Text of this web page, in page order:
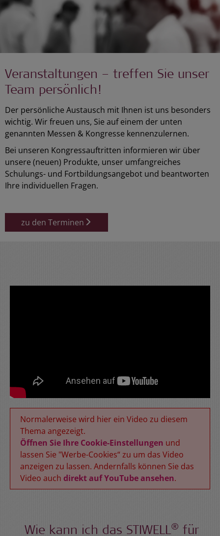
Veranstaltungen – treffen Sie unser
Team persönlich!
Der persönliche Austausch mit Ihnen ist uns besonders
wichtig. Wir freuen uns, Sie auf einem der unten
genannten Messen & Kongresse kennenzulernen.
Bei unseren Kongressauftritten informieren wir über
unsere (neuen) Produkte, unser umfangreiches
Schulungs- und Fortbildungsangebot und beantworten
Ihre individuellen Fragen.
zu den Terminen
Normalerweise wird hier ein Video zu diesem
Thema angezeigt.
Öffnen Sie Ihre Cookie-Einstellungen und
lassen Sie "Werbe-Cookies“ zu um das Video
anzeigen zu lassen. Andernfalls können Sie das
Video auch direkt auf YouTube ansehen.
Wie kann ich das STIWELL® für